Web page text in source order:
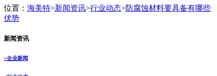
位置： 海美特>新闻资讯>行业动态>防腐蚀材料要具备有哪些
优势
新闻资讯
√企业新闻